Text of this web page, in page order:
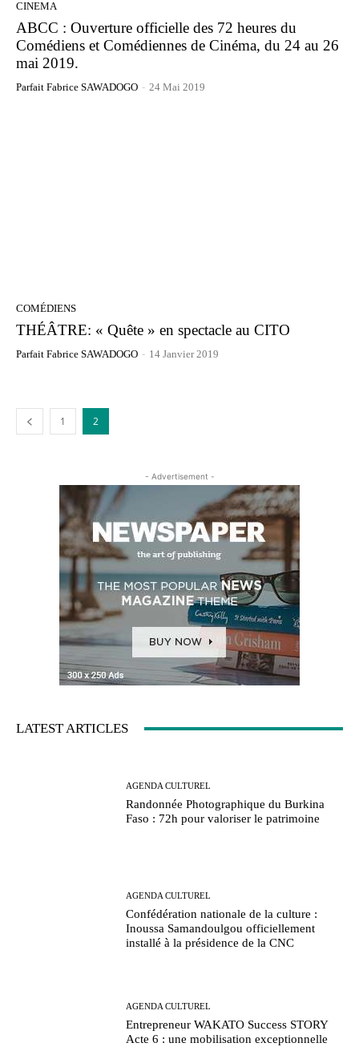
CINEMA
ABCC : Ouverture officielle des 72 heures du
Comédiens et Comédiennes de Cinéma, du 24 au 26
mai 2019.
Parfait Fabrice SAWADOGO - 24 Mai 2019
COMÉDIENS
THÉÂTRE: « Quête » en spectacle au CITO
Parfait Fabrice SAWADOGO - 14 Janvier 2019
1 2
- Advertisement -
LATEST ARTICLES
AGENDA CULTUREL
Randonnée Photographique du Burkina
Faso : 72h pour valoriser le patrimoine
AGENDA CULTUREL
Confédération nationale de la culture :
Inoussa Samandoulgou officiellement
installé à la présidence de la CNC
AGENDA CULTUREL
Entrepreneur WAKATO Success STORY
Acte 6 : une mobilisation exceptionnelle